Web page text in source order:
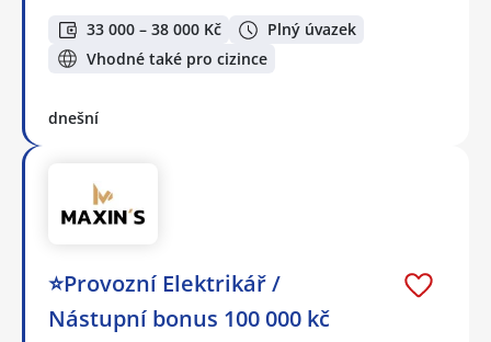
33 000 – 38 000 Kč
Plný úvazek
Vhodné také pro cizince
dnešní
⭐Provozní Elektrikář /
Nástupní bonus 100 000 kč